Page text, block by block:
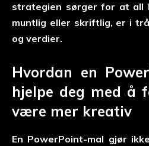
strategien sørger for at all
muntlig eller skriftlig, er i
og verdier.
Hvordan en
hjelpe deg med å
være mer kreativ
En PowerPoint-mal gjør